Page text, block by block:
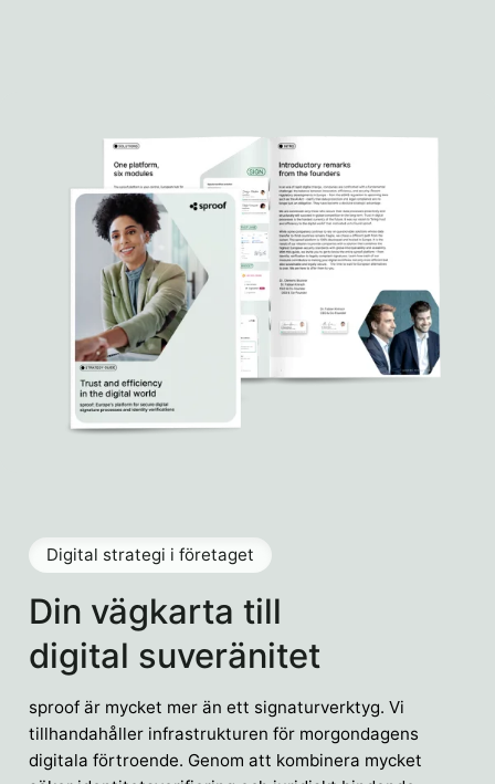
Din vägkarta till
digital suveränitet
Digital strategi i företaget
sproof är mycket mer än ett signaturverktyg. Vi
tillhandahåller infrastrukturen för morgondagens
digitala förtroende. Genom att kombinera mycket